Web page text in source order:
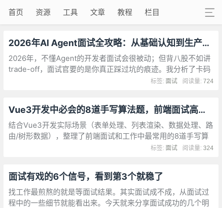
首页 资源 工具 文章 教程 栏目
2026年AI Agent面试全攻略：从基础认知到生产实战的18个核心考点
2026年，不懂Agent的开发者面试会很被动；但背八股不如讲
trade-off，面试官要的是你真正踩过坑的痕迹。我分析了卡码
笔记、GritPaw、SegmentFault等多个平台的面试复盘，结论
阅读量:724
标签:面试
Vue3开发中必会的8道手写算法题，前端面试高频考点
结合Vue3开发实际场景（表单处理、列表渲染、数据处理、路
由/树形数据），整理了前端面试和工作中最常用的8道手写算
阅读量:324
标签:面试
面试有戏的6个信号，看到第3个就稳了
找工作最煎熬的就是等面试结果。其实面试成不成，从面试过
程中的一些细节就能看出来。今天就来分享面试成功的几个明